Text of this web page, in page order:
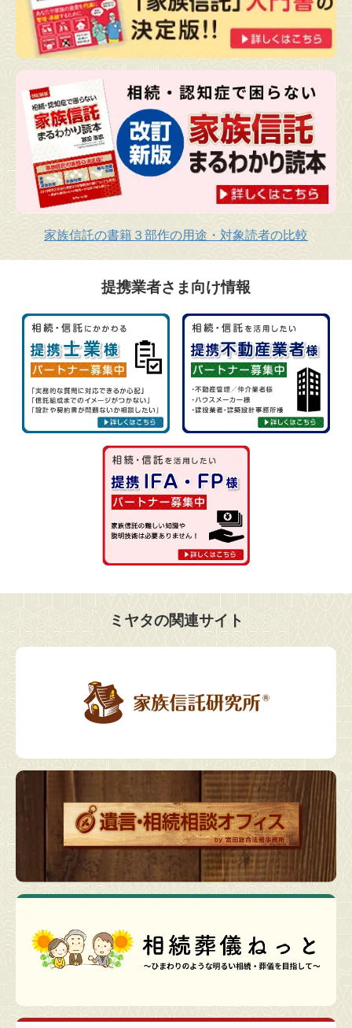
家族信託の書籍３部作の用途・対象読者の比較
提携業者さま向け情報
ミヤタの関連サイト